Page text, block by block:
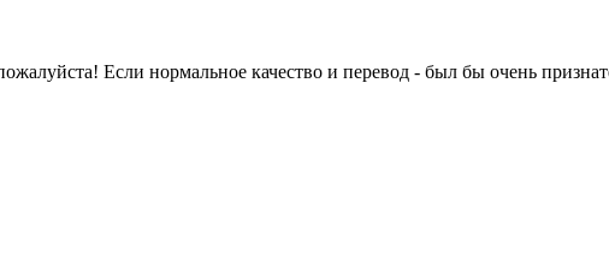
Если нормальное качество и перевод - был бы очень